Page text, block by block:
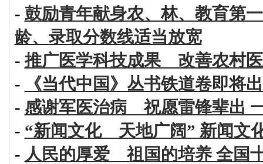
- 鼓励青年献身农、林、教育第
龄、录取分数线适当放宽
-推广医学科技成果 改善农村
-
《当代中国》丛书铁道卷即将
- 感谢军医治病 祝愿雷锋辈出
- “新闻文化 天地广阔” 新闻文
- 人民的厚爱 祖国的培养 全国